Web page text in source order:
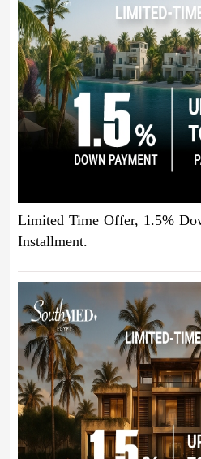
Limited Time Offer, 1.5%
Installment.